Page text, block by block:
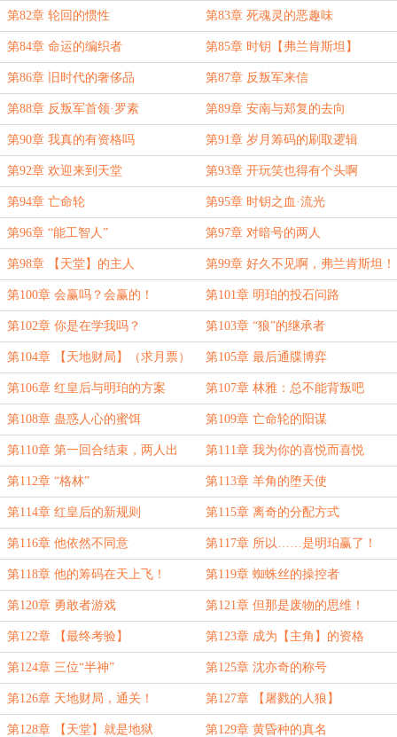
第82章 轮回的惯性 第83章 死魂灵的恶趣味
第84章 命运的编织者 第85章 时钥【弗兰肯斯坦】
第86章 旧时代的奢侈品 第87章 反叛军来信
第88章 反叛军首领·罗素 第89章 安南与郑复的去向
第90章 我真的有资格吗 第91章 岁月筹码的刷取逻辑
第92章 欢迎来到天堂 第93章 开玩笑也得有个头啊
第94章 亡命轮 第95章 时钥之血·流光
第96章 “能工智人” 第97章 对暗号的两人
第98章 【天堂】的主人 第99章 好久不见啊，弗兰肯斯坦！
第100章 会赢吗？会赢的！ 第101章 明珀的投石问路
第102章 你是在学我吗？ 第103章 “狼”的继承者
第104章 【天地财局】（求月票） 第105章 最后通牒博弈
第106章 红皇后与明珀的方案 第107章 林雅：总不能背叛吧
第108章 蛊惑人心的蜜饵 第109章 亡命轮的阳谋
第110章 第一回合结束，两人出
局！
第111章 我为你的喜悦而喜悦
第112章 “格林” 第113章 羊角的堕天使
第114章 红皇后的新规则 第115章 离奇的分配方式
第116章 他依然不同意 第117章 所以……是明珀赢了！
第118章 他的筹码在天上飞！ 第119章 蜘蛛丝的操控者
第120章 勇敢者游戏 第121章 但那是废物的思维！
第122章 【最终考验】 第123章 成为【主角】的资格
第124章 三位“半神” 第125章 沈亦奇的称号
第126章 天地财局，通关！ 第127章 【屠戮的人狼】
第128章 【天堂】就是地狱 第129章 黄昏种的真名